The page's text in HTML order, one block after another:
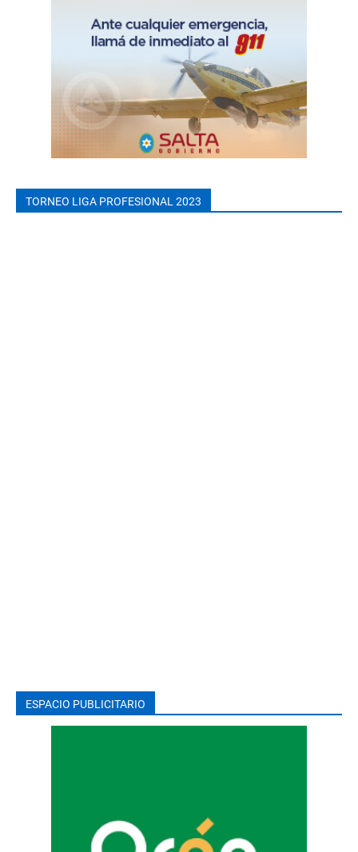
TORNEO LIGA PROFESIONAL 2023
ESPACIO PUBLICITARIO